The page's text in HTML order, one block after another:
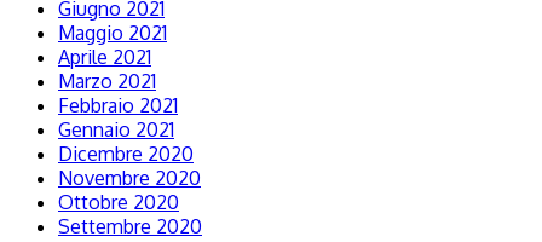
Giugno 2021
Maggio 2021
Aprile 2021
Marzo 2021
Febbraio 2021
Gennaio 2021
Dicembre 2020
Novembre 2020
Ottobre 2020
Settembre 2020